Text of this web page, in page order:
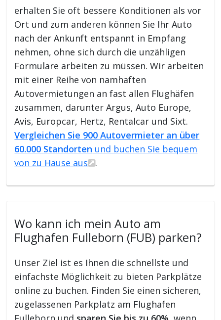
erhalten Sie oft bessere Konditionen als vor
Ort und zum anderen können Sie Ihr Auto
nach der Ankunft entspannt in Empfang
nehmen, ohne sich durch die unzähligen
Formulare arbeiten zu müssen. Wir arbeiten
mit einer Reihe von namhaften
Autovermietungen an fast allen Flughäfen
zusammen, darunter Argus, Auto Europe,
Avis, Europcar, Hertz, Rentalcar und Sixt.
Vergleichen Sie 900 Autovermieter an über
60.000 Standorten und buchen Sie bequem
von zu Hause aus
.
Wo kann ich mein Auto am
Flughafen Fulleborn (FUB) parken?
Unser Ziel ist es Ihnen die schnellste und
einfachste Möglichkeit zu bieten Parkplätze
online zu buchen. Finden Sie einen sicheren,
zugelassenen Parkplatz am Flughafen